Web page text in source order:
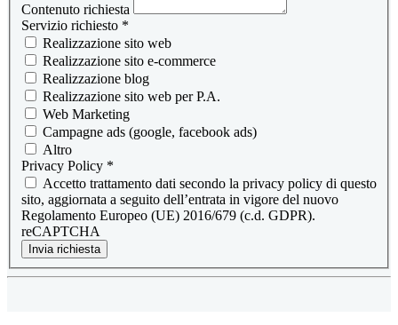
Contenuto richiesta
Servizio richiesto *
Realizzazione sito web
Realizzazione sito e-commerce
Realizzazione blog
Realizzazione sito web per P.A.
Web Marketing
Campagne ads (google, facebook ads)
Altro
Privacy Policy *
Accetto trattamento dati secondo la privacy policy di questo
sito, aggiornata a seguito dell’entrata in vigore del nuovo
Regolamento Europeo (UE) 2016/679 (c.d. GDPR).
reCAPTCHA
Invia richiesta